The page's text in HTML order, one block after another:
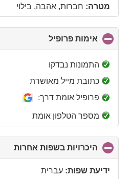
מטרה: חברות, אהבה, בילוי
אימות פרופיל
to
התמונות נבדקו
כתובת מייל מאושרת
פרופיל אומת דרך:
מספר הטלפון אומת
היכרויות בשפות אחרות
to
ידיעת שפות: עברית